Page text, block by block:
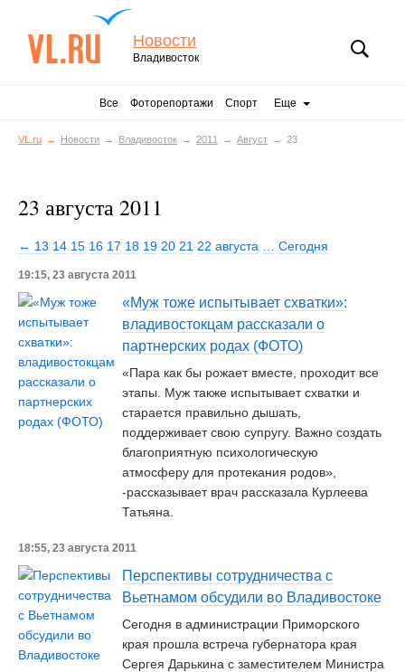
Новости
Владивосток
Все Фоторепортажи Спорт Еще
VL.ru Новости Владивосток 2011 Август 23
23 августа 2011
← 13 14 15 16 17 18 19 20 21 22 августа Сегодня
19:15, 23 августа 2011
«Муж тоже испытывает схватки»:
владивостокцам рассказали о
партнерских родах (ФОТО)
«Пара как бы рожает вместе, проходит все
этапы. Муж также испытывает схватки и
старается правильно дышать,
поддерживает свою супругу. Важно создать
благоприятную психологическую
атмосферу для протекания родов»,
-рассказывает врач рассказала Курлеева
Татьяна.
18:55, 23 августа 2011
Перспективы сотрудничества с
Вьетнамом обсудили во Владивостоке
Сегодня в администрации Приморского
края прошла встреча губернатора края
Сергея Дарькина с заместителем Министра